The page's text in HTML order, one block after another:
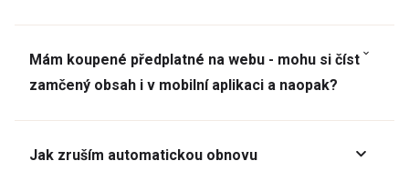
Mám koupené předplatné na webu - mohu si číst
zamčený obsah i v mobilní aplikaci a naopak?
Jak zruším automatickou obnovu